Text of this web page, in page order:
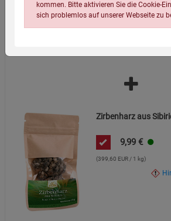
"Weihrauch"
6,95 €
Zirbenharz aus
9,99 €
(399,60 EUR / 1 kg)
kommen. Bitte aktivieren Sie die Cookie-
sich problemlos auf unserer Webseite zu
Einstellungen speichern für die Gruppe
Einstellungen
Einstellungen speichern für die Gruppe
Einwilligung nicht erteilen
Notwendige Cookies (5)
Beschreibung Notwendige Cookies